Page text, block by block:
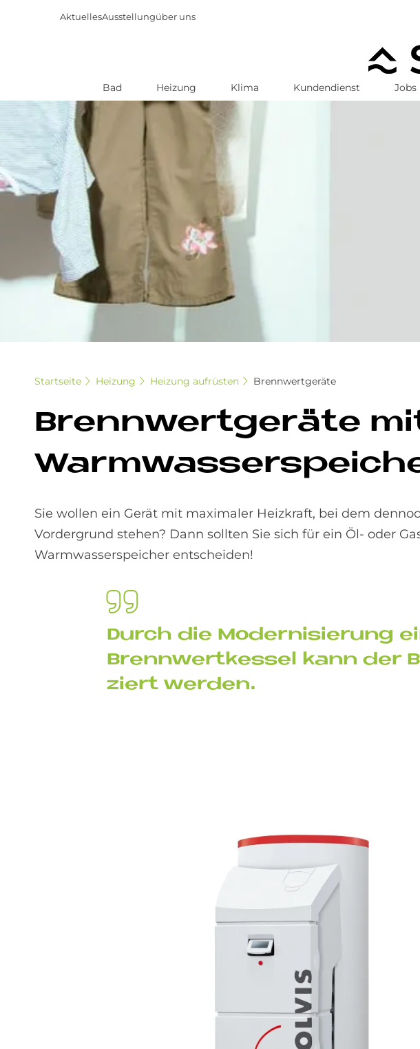
AktuellesAusstellungüber uns
Bad Heizung Klima Kundendienst Jobs
Startseite Heizung Heizung aufrüsten Brennwertgeräte
Brenn­wert­ge­räte
Sie wollen ein Gerät mit maximaler Heizkraft, bei dem
Vordergrund stehen? Dann sollten Sie sich für ein Öl- oder
Warmwasserspeicher entscheiden!
Durch die Mo­der­ni­sie­rung
Brenn­wert­kes­sel kann der
ziert wer­den.